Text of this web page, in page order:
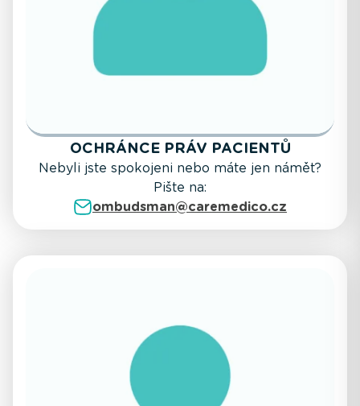
OCHRÁNCE PRÁV PACIENTŮ
Nebyli jste spokojeni nebo máte jen námět?
Pište na:
ombudsman@caremedico.cz